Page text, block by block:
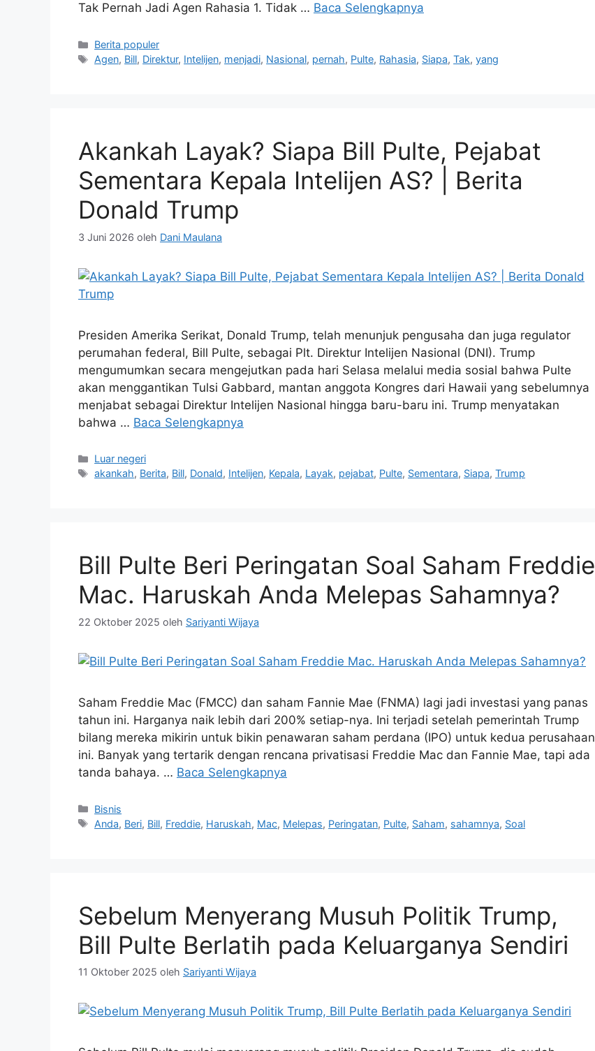
Tak Pernah Jadi Agen Rahasia 1. Tidak … Baca Selengkapnya
Kategori
Berita populer
Tag
Agen, Bill, Direktur, Intelijen, menjadi, Nasional, pernah, Pulte, Rahasia, Siapa,Tak,yang
Akankah Layak? Siapa Bill Pulte, Pejabat
Sementara Kepala Intelijen AS? | Berita
Donald Trump
3 Juni 2026 oleh Dani Maulana
Presiden Amerika Serikat, Donald Trump, telah menunjuk pengusaha dan juga regulator
perumahan federal, Bill Pulte, sebagai Plt. Direktur Intelijen Nasional (DNI). Trump
mengumumkan secara mengejutkan pada hari Selasa melalui media sosial bahwa Pulte
akan menggantikan Tulsi Gabbard, mantan anggota Kongres dari Hawaii yang sebelumnya
menjabat sebagai Direktur Intelijen Nasional hingga baru-baru ini. Trump menyatakan
bahwa … Baca Selengkapnya
Kategori
Luar negeri
Tag
akankah, Berita, Bill, Donald, Intelijen, Kepala, Layak, pejabat, Pulte, Sementara, Siapa,Trump
Bill Pulte Beri Peringatan Soal Saham Freddie
Mac. Haruskah Anda Melepas Sahamnya?
22 Oktober 2025 oleh Sariyanti Wijaya
Saham Freddie Mac (FMCC) dan saham Fannie Mae (FNMA) lagi jadi investasi yang panas
tahun ini. Harganya naik lebih dari 200% setiap-nya. Ini terjadi setelah pemerintah Trump
bilang mereka mikirin untuk bikin penawaran saham perdana (IPO) untuk kedua perusahaan
ini. Banyak yang tertarik dengan rencana privatisasi Freddie Mac dan Fannie Mae, tapi ada
tanda bahaya. … Baca Selengkapnya
Kategori
Bisnis
Tag
Anda, Beri, Bill, Freddie, Haruskah, Mac, Melepas, Peringatan, Pulte, Saham, sahamnya, Soal
Sebelum Menyerang Musuh Politik Trump,
Bill Pulte Berlatih pada Keluarganya Sendiri
11 Oktober 2025 oleh Sariyanti Wijaya